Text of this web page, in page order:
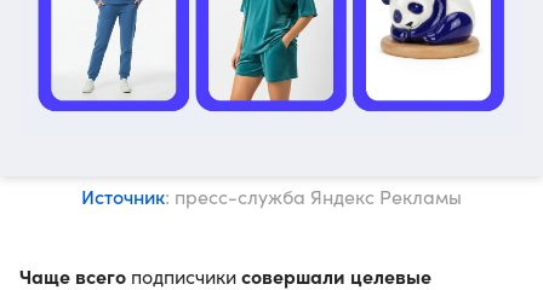
Источник: пресс-служба Яндекс Рекламы
Чаще всего подписчикисовершали целевые